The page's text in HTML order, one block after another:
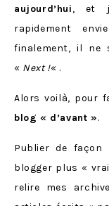
aujourd’hui, et
rapidement
finalement, il ne
« Next !« .
Alors voilà, pour
blog « d’avant ».
Publier de façon
blogger plus «
relire mes